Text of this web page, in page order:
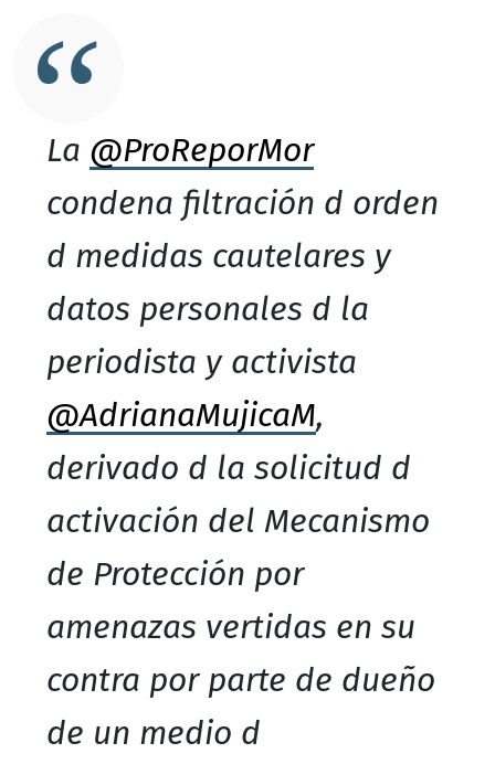
La @ProReporMor
condena filtración d orden
d medidas cautelares y
datos personales d la
periodista y activista
@AdrianaMujicaM,
derivado d la solicitud d
activación del Mecanismo
de Protección por
amenazas vertidas en su
contra por parte de dueño
de un medio d